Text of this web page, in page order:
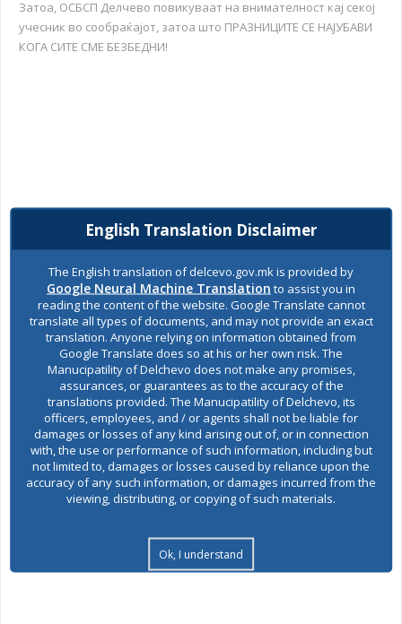
Затоа, ОСБСП Делчево повикуваат на внимателност кај секој
учесник во сообраќајот, затоа што ПРАЗНИЦИТЕ СЕ НАЈУБАВИ
КОГА СИТЕ СМЕ БЕЗБЕДНИ!
English Translation Disclaimer
The English translation of delcevo.gov.mk is provided by
Google Neural Machine Translation to assist you in
reading the content of the website. Google Translate cannot
translate all types of documents, and may not provide an exact
translation. Anyone relying on information obtained from
Google Translate does so at his or her own risk. The
Manucipatility of Delchevo does not make any promises,
assurances, or guarantees as to the accuracy of the
translations provided. The Manucipatility of Delchevo, its
officers, employees, and / or agents shall not be liable for
damages or losses of any kind arising out of, or in connection
with, the use or performance of such information, including but
not limited to, damages or losses caused by reliance upon the
accuracy of any such information, or damages incurred from the
viewing, distributing, or copying of such materials.
Ok, I understand